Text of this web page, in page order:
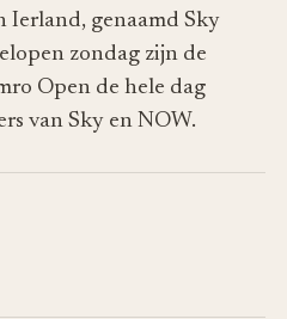
Ierland, genaamd Sky
zondag zijn de
Open de hele dag
van Sky en NOW.